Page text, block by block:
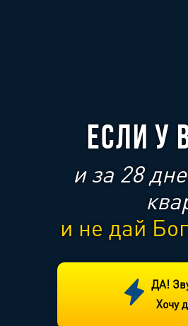
ЕСЛИ У
и за 28
и не дай
ДА!
Хочу